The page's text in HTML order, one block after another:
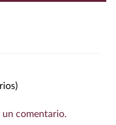
un comentario.